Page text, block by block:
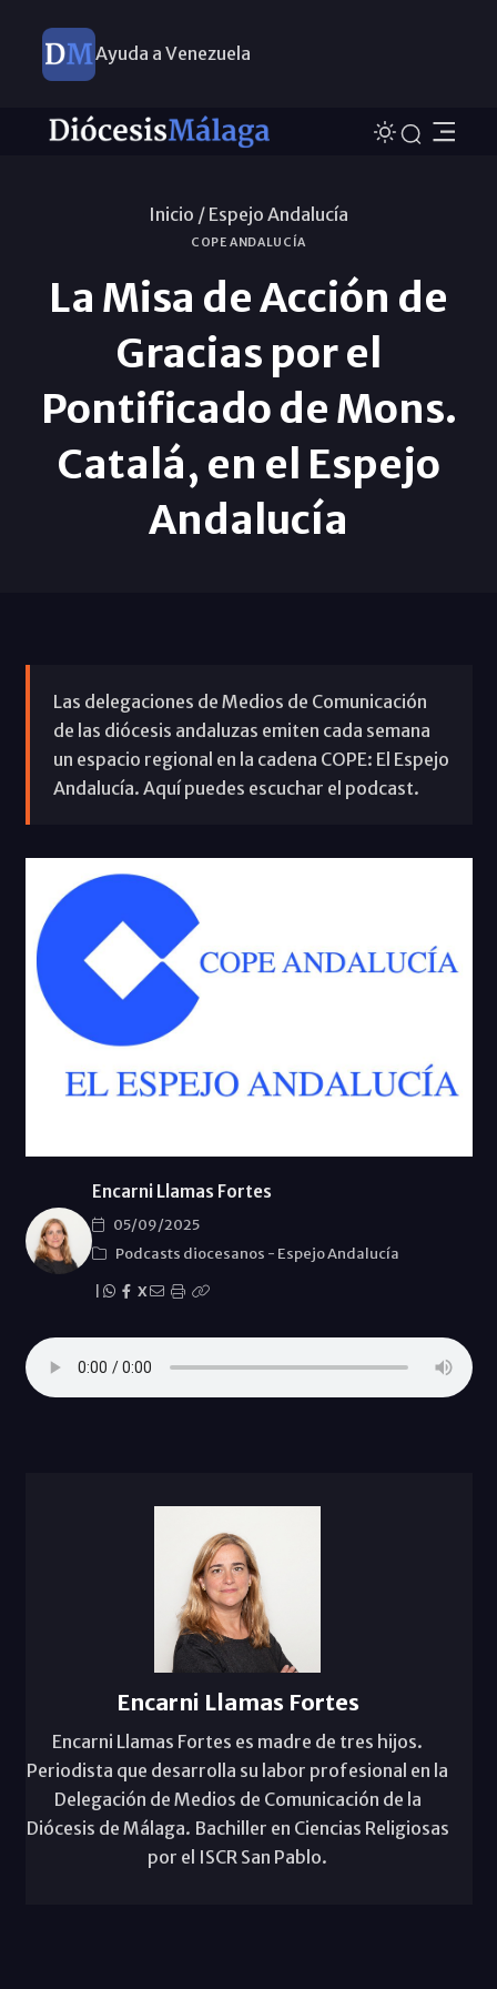
Ayuda a Venezuela
Inicio / Espejo Andalucía
COPE ANDALUCÍA
La Misa de Acción de
Gracias por el
Pontificado de Mons.
Catalá, en el Espejo
Andalucía
Las delegaciones de Medios de Comunicación
de las diócesis andaluzas emiten cada semana
un espacio regional en la cadena COPE: El Espejo
Andalucía. Aquí puedes escuchar el podcast.
Encarni Llamas Fortes
05/09/2025
Podcasts diocesanos - Espejo Andalucía
X
Encarni Llamas Fortes
Encarni Llamas Fortes es madre de tres hijos.
Periodista que desarrolla su labor profesional en la
Delegación de Medios de Comunicación de la
Diócesis de Málaga. Bachiller en Ciencias Religiosas
por el ISCR San Pablo.